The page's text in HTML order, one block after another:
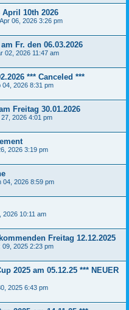
April 10th 2026
06, 2026 3:26 pm
Fr. den 06.03.2026
02, 2026 11:47 am
*** Canceled ***
04, 2026 8:31 pm
Freitag 30.01.2026
27, 2026 4:01 pm
2026 3:19 pm
04, 2026 8:59 pm
2026 10:11 am
Freitag 12.12.2025
09, 2025 2:23 pm
2025 am 05.12.25 *** NEUER
2025 6:43 pm